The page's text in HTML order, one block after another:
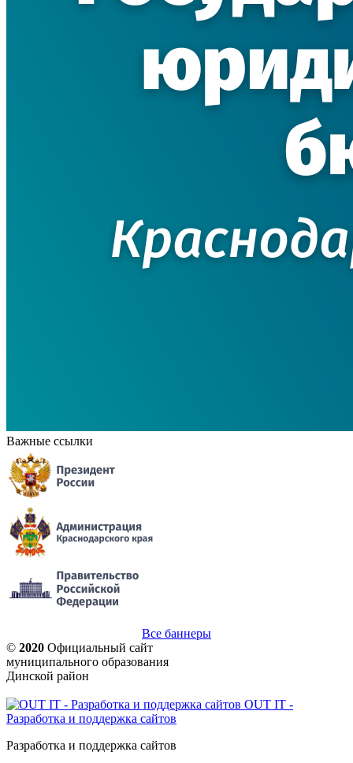
Важные ссылки
Все баннеры
© 2020 Официальный сайт
муниципального образования
Динской район
OUT IT -
Разработка и поддержка сайтов
Разработка и поддержка сайтов